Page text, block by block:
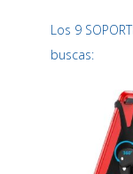
Los 9
buscas: